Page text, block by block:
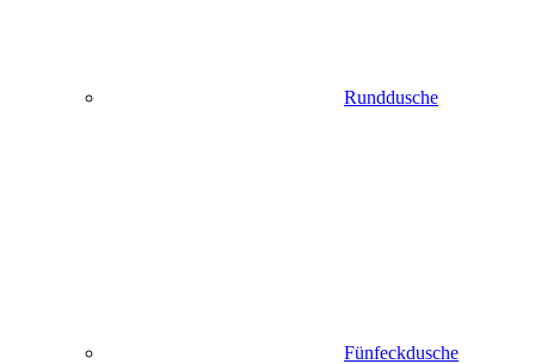
Runddusche
Fünfeckdusche